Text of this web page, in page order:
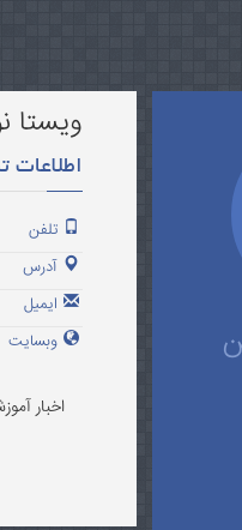
ویستا
اطلاعات
تلفن
آدرس
ایمیل
وبسایت
اخبار